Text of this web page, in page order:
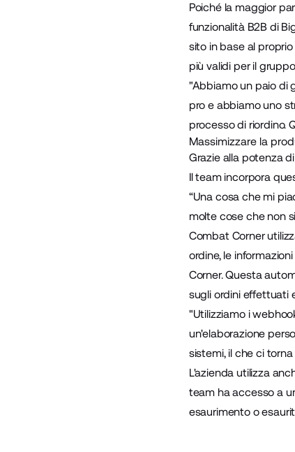
Poiché la maggior
funzionalità B2B di
sito in base al
più validi per il
"Abbiamo un paio di
pro e abbiamo uno
processo di riordino.
Massimizzare la
Grazie alla potenza
Il team incorpora
“Una cosa che mi
molte cose che non
Combat Corner
ordine, le
Corner. Questa
sugli ordini effettuati
"Utilizziamo i
un'elaborazione
sistemi, il che ci
L'azienda utilizza
team ha accesso a
esaurimento o